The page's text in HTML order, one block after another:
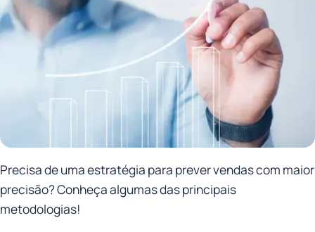
Precisa de uma estratégia para prever vendas com maior
precisão? Conheça algumas das principais
metodologias!